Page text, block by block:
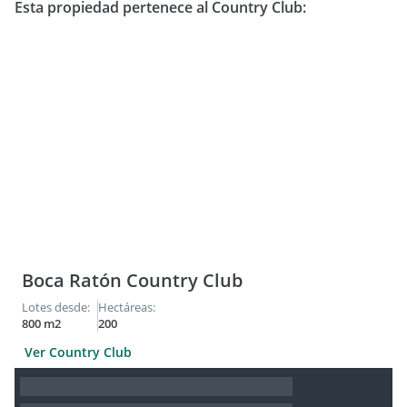
Esta propiedad pertenece al Country Club:
Boca Ratón Country Club
Lotes desde:
800 m2
Hectáreas:
200
Ver Country Club